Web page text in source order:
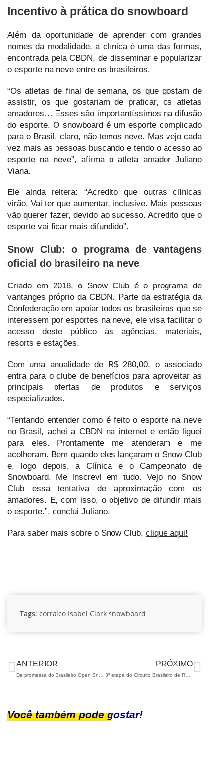
Incentivo à prática do snowboard
Além da oportunidade de aprender com grandes
nomes da modalidade, a clínica é uma das formas,
encontrada pela CBDN, de disseminar e popularizar
o esporte na neve entre os brasileiros.
“Os atletas de final de semana, os que gostam de
assistir, os que gostariam de praticar, os atletas
amadores… Esses são importantíssimos na difusão
do esporte. O snowboard é um esporte complicado
para o Brasil, claro, não temos neve. Mas vejo cada
vez mais as pessoas buscando e tendo o acesso ao
esporte na neve”, afirma o atleta amador Juliano
Viana.
Ele ainda reitera: “Acredito que outras clínicas
virão. Vai ter que aumentar, inclusive. Mais pessoas
vão querer fazer, devido ao sucesso. Acredito que o
esporte vai ficar mais difundido”.
Snow Club: o programa de vantagens
oficial do brasileiro na neve
Criado em 2018, o Snow Club é o programa de
vantanges próprio da CBDN. Parte da estratégia da
Confederação em apoiar todos os brasileiros que se
interessem por esportes na neve, ele visa facilitar o
acesso deste público às agências, materiais,
resorts e estações.
Com uma anualidade de R$ 280,00, o associado
entra para o clube de benefícios para aproveitar as
principais ofertas de produtos e serviços
especializados.
“Tentando entender como é feito o esporte na neve
no Brasil, achei a CBDN na internet e então liguei
para eles. Prontamente me atenderam e me
acolheram. Bem quando eles lançaram o Snow Club
e, logo depois, a Clínica e o Campeonato de
Snowboard. Me inscrevi em tudo. Vejo no Snow
Club essa tentativa de aproximação com os
amadores. E, com isso, o objetivo de difundir mais
o esporte.”, conclui Juliano.
Para saber mais sobre o Snow Club, clique aqui!
Tags: corralco Isabel Clark snowboard
ANTERIOR PRÓXIMO
3ª etapa do Circuito Brasileiro de Rollerski – Campeonato Brasileiro Interclubes acontece em São Carlos nesta semana
Você também pode gostar!